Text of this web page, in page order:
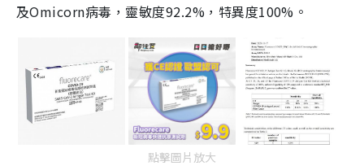
及Omicorn病毒，靈敏度92.2%，特異度100%。
點擊圖片放大